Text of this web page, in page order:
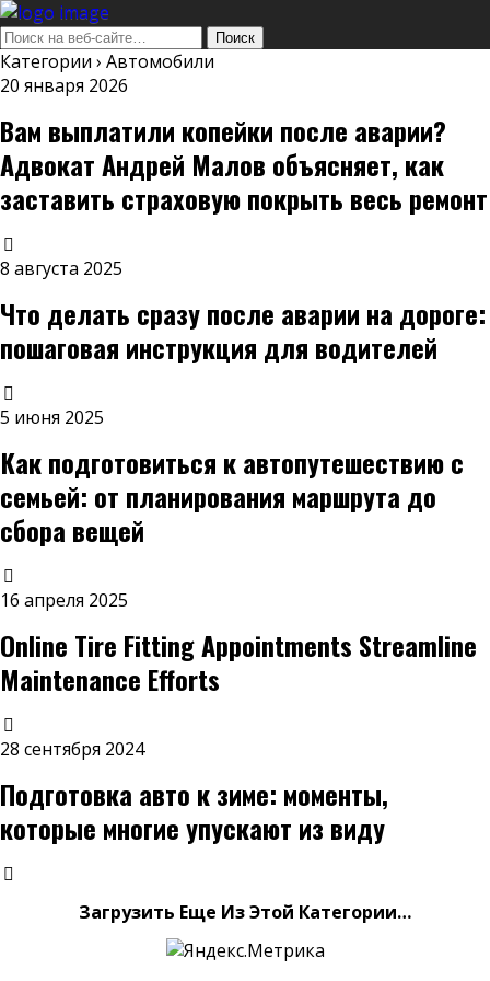
Категории › Автомобили
20 января 2026
Вам выплатили копейки после аварии?
Адвокат Андрей Малов объясняет, как
заставить страховую покрыть весь ремонт
8 августа 2025
Что делать сразу после аварии на дороге:
пошаговая инструкция для водителей
5 июня 2025
Как подготовиться к автопутешествию с
семьей: от планирования маршрута до
сбора вещей
16 апреля 2025
Online Tire Fitting Appointments Streamline
Maintenance Efforts
28 сентября 2024
Подготовка авто к зиме: моменты,
которые многие упускают из виду
Загрузить Еще Из Этой Категории…